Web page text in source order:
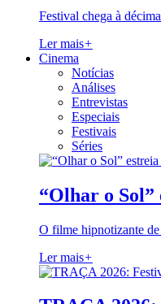
Festival chega à
Ler mais+
Cinema
Notícias
Análises
Entrevistas
Especiais
Festivais
Séries
“Olhar o
O filme hipnotizante
Ler mais+